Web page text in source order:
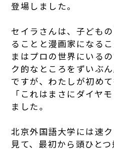
登場しました。
セイラさんは、子ども
ることと漫画家になる
まはプロの世界にいる
ク的なところをずいぶ
ですが、わたしが初め
「これはまさにダイヤ
ました。
北京外国語大学には速
見て、最初から頭ひと